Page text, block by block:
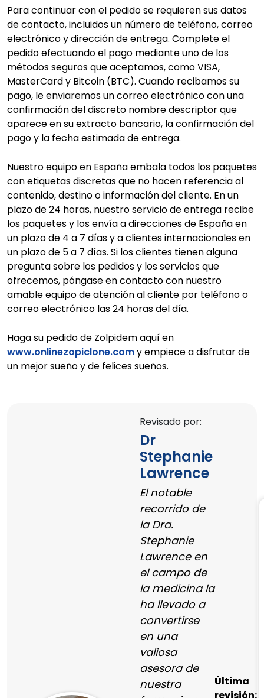
Para continuar con el pedido se requieren sus datos
de contacto, incluidos un número de teléfono, correo
electrónico y dirección de entrega. Complete el
pedido efectuando el pago mediante uno de los
métodos seguros que aceptamos, como VISA,
MasterCard y Bitcoin (BTC). Cuando recibamos su
pago, le enviaremos un correo electrónico con una
confirmación del discreto nombre descriptor que
aparece en su extracto bancario, la confirmación del
pago y la fecha estimada de entrega.
Nuestro equipo en España embala todos los paquetes
con etiquetas discretas que no hacen referencia al
contenido, destino o información del cliente. En un
plazo de 24 horas, nuestro servicio de entrega recibe
los paquetes y los envía a direcciones de España en
un plazo de 4 a 7 días y a clientes internacionales en
un plazo de 5 a 7 días. Si los clientes tienen alguna
pregunta sobre los pedidos y los servicios que
ofrecemos, póngase en contacto con nuestro
amable equipo de atención al cliente por teléfono o
correo electrónico las 24 horas del día.
Haga su pedido de Zolpidem aquí en
www.onlinezopiclone.comy empiece a disfrutar de
un mejor sueño y de felices sueños.
Revisado por:
Dr
Stephanie
Lawrence
El notable
recorrido de
la Dra.
Stephanie
Lawrence en
el campo de
la medicina la
ha llevado a
convertirse
en una
valiosa
asesora de
nuestra
Última
revisión: